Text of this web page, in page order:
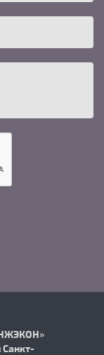
Санкт-